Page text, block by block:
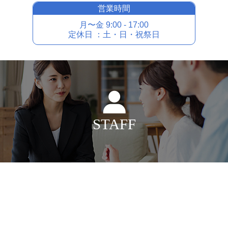
営業時間
⽉〜⾦ 9:00 - 17:00
定休⽇ ：⼟・⽇・祝祭⽇
STAFF